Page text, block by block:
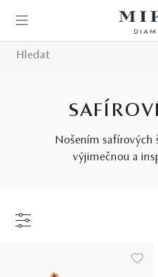
Nošením safírových
výjimečnou a